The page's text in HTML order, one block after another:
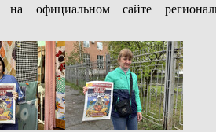
официальном сайте